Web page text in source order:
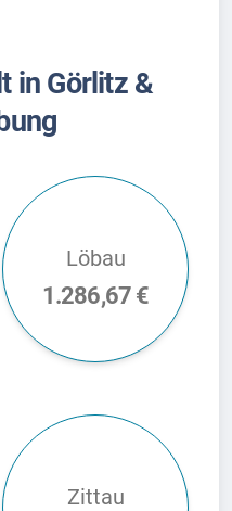
in Görlitz &
Löbau
1.286,67 €
Zittau